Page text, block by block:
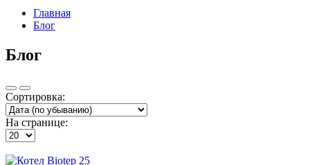
Главная
Блог
Блог
Сортировка:
На странице: